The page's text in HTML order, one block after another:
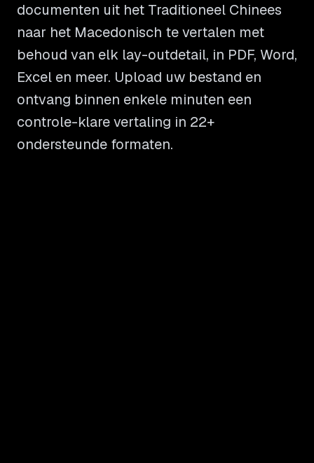
documenten uit het Traditioneel Chinees
naar het Macedonisch te vertalen met
behoud van elk lay-outdetail, in PDF, Word,
Excel en meer. Upload uw bestand en
ontvang binnen enkele minuten een
controle-klare vertaling in 22+
ondersteunde formaten.